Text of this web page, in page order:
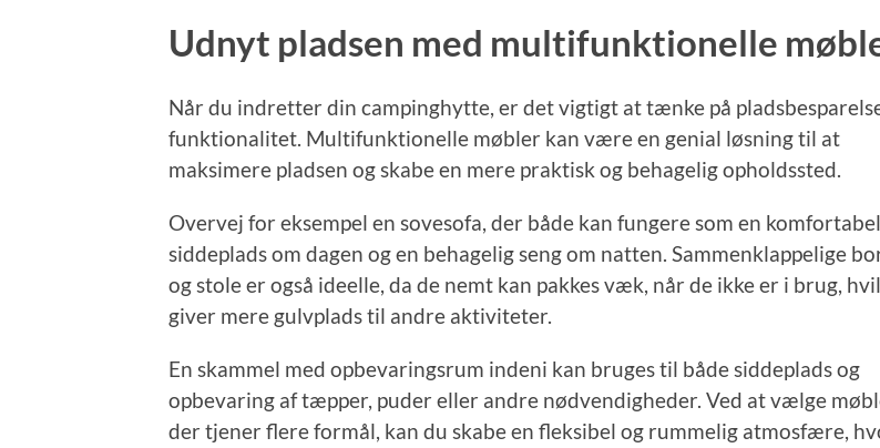
Udnyt pladsen med multifunktionelle
Når du indretter din campinghytte, er det vigtigt at tænke på
funktionalitet. Multifunktionelle møbler kan være en genial løsning til at
maksimere pladsen og skabe en mere praktisk og behagelig opholdssted.
Overvej for eksempel en sovesofa, der både kan fungere som en komfortabel
siddeplads om dagen og en behagelig seng om natten. Sammenklappelige
og stole er også ideelle, da de nemt kan pakkes væk, når de ikke er i brug,
giver mere gulvplads til andre aktiviteter.
En skammel med opbevaringsrum indeni kan bruges til både siddeplads og
opbevaring af tæpper, puder eller andre nødvendigheder. Ved at vælge
der tjener flere formål, kan du skabe en fleksibel og rummelig atmosfære,